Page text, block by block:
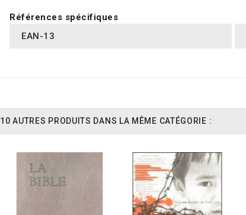
Références spécifiques
EAN-13
10 AUTRES PRODUITS DANS LA MÊME CATÉGORIE :